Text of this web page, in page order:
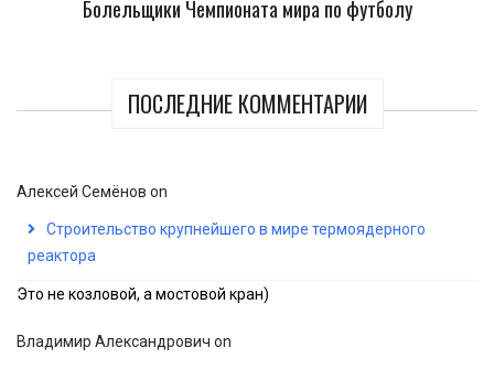
Болельщики Чемпионата мира по футболу
ПОСЛЕДНИЕ КОММЕНТАРИИ
Алексей Семёнов on
Строительство крупнейшего в мире термоядерного
реактора
Это не козловой, а мостовой кран)
Владимир Александрович on